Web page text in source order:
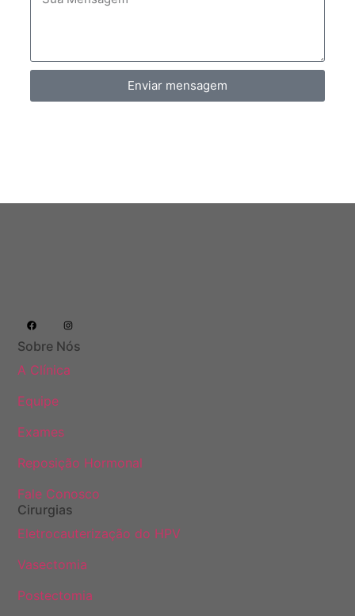
Enviar mensagem
Sobre Nós
A Clínica
Equipe
Exames
Reposição Hormonal
Fale Conosco
Cirurgias
Eletrocauterização do HPV
Vasectomia
Postectomia